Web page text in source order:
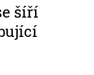
šíří